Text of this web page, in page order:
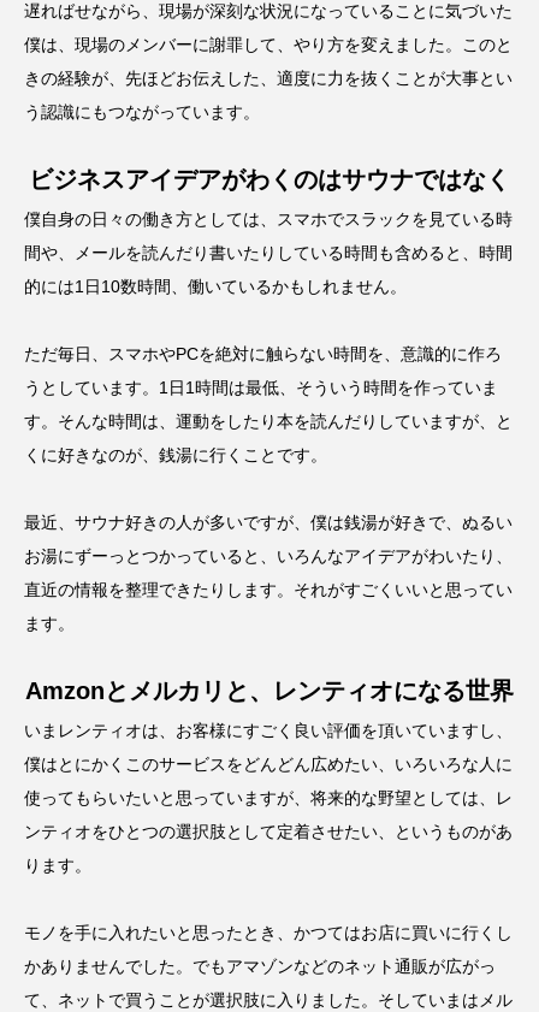
遅ればせながら、現場が深刻な状況になっていることに気づいた
僕は、現場のメンバーに謝罪して、やり方を変えました。このと
きの経験が、先ほどお伝えした、適度に力を抜くことが大事とい
う認識にもつながっています。
ビジネスアイデアがわくのはサウナではなく
僕自身の日々の働き方としては、スマホでスラックを見ている時
間や、メールを読んだり書いたりしている時間も含めると、時間
的には1日10数時間、働いているかもしれません。
ただ毎日、スマホやPCを絶対に触らない時間を、意識的に作ろ
うとしています。1日1時間は最低、そういう時間を作っていま
す。そんな時間は、運動をしたり本を読んだりしていますが、と
くに好きなのが、銭湯に行くことです。
最近、サウナ好きの人が多いですが、僕は銭湯が好きで、ぬるい
お湯にずーっとつかっていると、いろんなアイデアがわいたり、
直近の情報を整理できたりします。それがすごくいいと思ってい
ます。
Amzonとメルカリと、レンティオになる世界
いまレンティオは、お客様にすごく良い評価を頂いていますし、
僕はとにかくこのサービスをどんどん広めたい、いろいろな人に
使ってもらいたいと思っていますが、将来的な野望としては、レ
ンティオをひとつの選択肢として定着させたい、というものがあ
ります。
モノを手に入れたいと思ったとき、かつてはお店に買いに行くし
かありませんでした。でもアマゾンなどのネット通販が広がっ
て、ネットで買うことが選択肢に入りました。そしていまはメル